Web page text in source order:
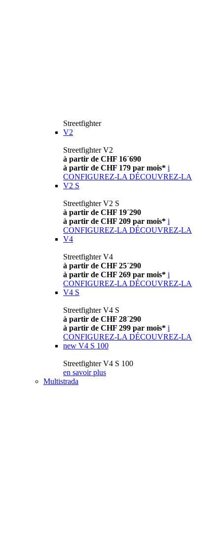
Streetfighter
V2
Streetfighter V2
à partir de CHF 16´690
à partir de CHF 179 par mois* i
CONFIGUREZ-LA DÉCOUVREZ-LA
V2 S
Streetfighter V2 S
à partir de CHF 19´290
à partir de CHF 209 par mois* i
CONFIGUREZ-LA DÉCOUVREZ-LA
V4
Streetfighter V4
à partir de CHF 25´290
à partir de CHF 269 par mois* i
CONFIGUREZ-LA DÉCOUVREZ-LA
V4 S
Streetfighter V4 S
à partir de CHF 28´290
à partir de CHF 299 par mois* i
CONFIGUREZ-LA DÉCOUVREZ-LA
new V4 S 100
Streetfighter V4 S 100
en savoir plus
Multistrada